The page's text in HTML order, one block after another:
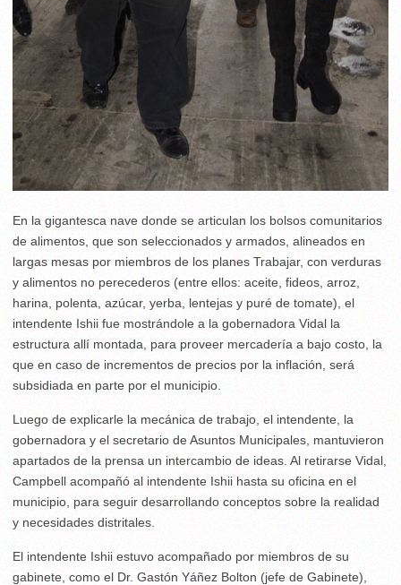
En la gigantesca nave donde se articulan los bolsos comunitarios
de alimentos, que son seleccionados y armados, alineados en
largas mesas por miembros de los planes Trabajar, con verduras
y alimentos no perecederos (entre ellos: aceite, fideos, arroz,
harina, polenta, azúcar, yerba, lentejas y puré de tomate), el
intendente Ishii fue mostrándole a la gobernadora Vidal la
estructura allí montada, para proveer mercadería a bajo costo, la
que en caso de incrementos de precios por la inflación, será
subsidiada en parte por el municipio.
Luego de explicarle la mecánica de trabajo, el intendente, la
gobernadora y el secretario de Asuntos Municipales, mantuvieron
apartados de la prensa un intercambio de ideas. Al retirarse Vidal,
Campbell acompañó al intendente Ishii hasta su oficina en el
municipio, para seguir desarrollando conceptos sobre la realidad
y necesidades distritales.
El intendente Ishii estuvo acompañado por miembros de su
gabinete, como el Dr. Gastón Yáñez Bolton (jefe de Gabinete),